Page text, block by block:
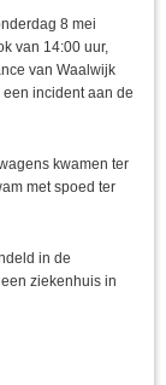
8 mei
van 14:00 uur,
van Waalwijk
incident aan de
kwamen ter
met spoed ter
in de
ziekenhuis in